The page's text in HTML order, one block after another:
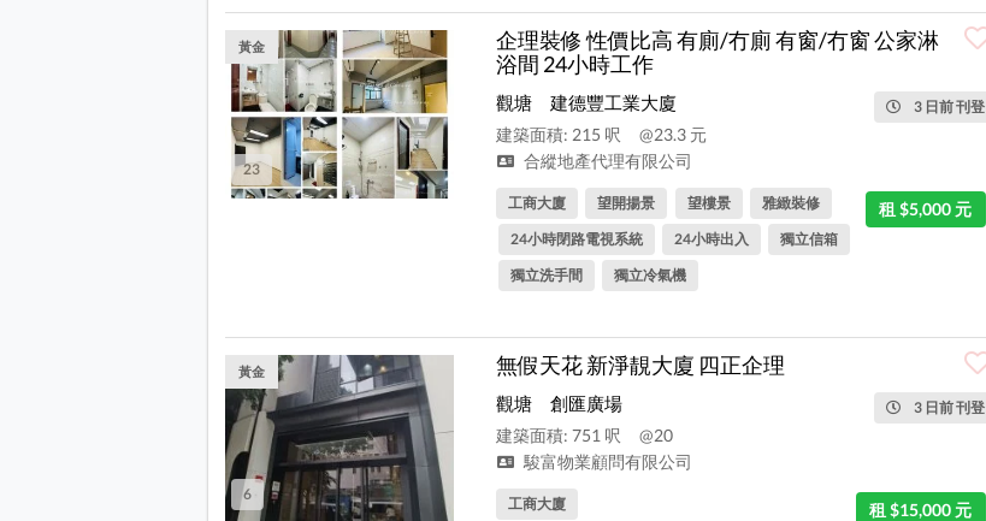
23
黃金
企理裝修 性價比高 有廁/冇廁 有窗/冇窗 公家淋
浴間 24小時工作
3 日前 刊登
觀塘 建德豐工業大廈
建築面積: 215 呎
@23.3 元
合縱地產代理有限公司
租 $5,000 元
工商大廈 望開揚景 望樓景
雅緻裝修
24小時閉路電視系統
24小時出入
獨立信箱
獨立洗手間
獨立冷氣機
6
黃金 無假天花 新淨靚大廈 四正企理
3 日前 刊登
觀塘 創匯廣場
建築面積: 751 呎
@20
駿富物業顧問有限公司
租 $15,000 元
工商大廈